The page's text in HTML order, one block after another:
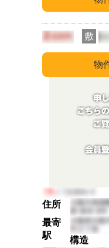
敷
住所
最寄
駅
構造